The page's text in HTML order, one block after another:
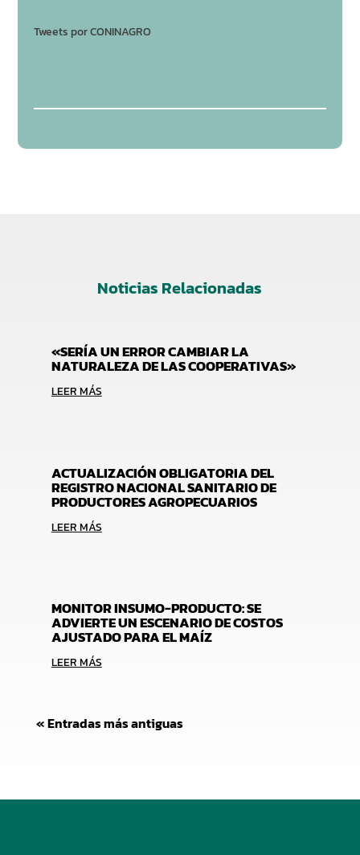
Tweets por CONINAGRO
Noticias Relacionadas
«SERÍA UN ERROR CAMBIAR LA
NATURALEZA DE LAS COOPERATIVAS»
LEER MÁS
ACTUALIZACIÓN OBLIGATORIA DEL
REGISTRO NACIONAL SANITARIO DE
PRODUCTORES AGROPECUARIOS
LEER MÁS
MONITOR INSUMO-PRODUCTO: SE
ADVIERTE UN ESCENARIO DE COSTOS
AJUSTADO PARA EL MAÍZ
LEER MÁS
« Entradas más antiguas